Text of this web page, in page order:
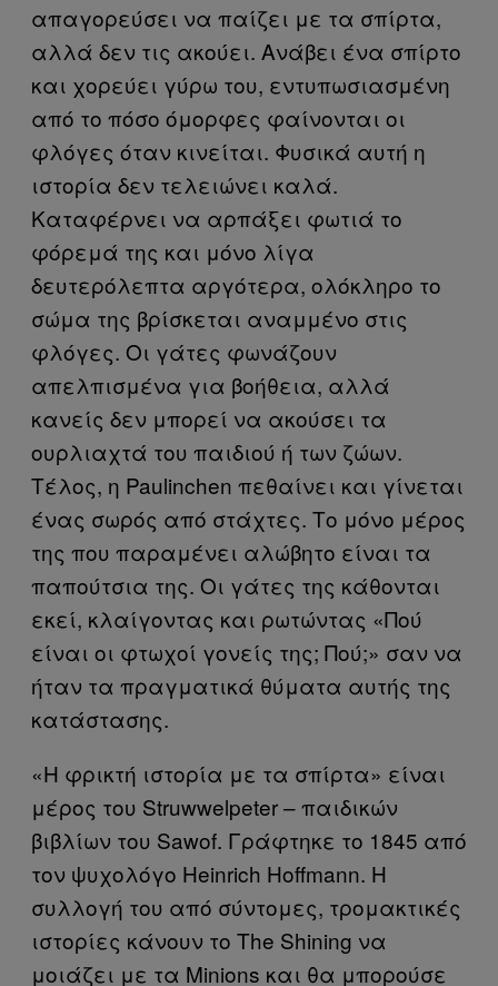
απαγορεύσει να παίζει με τα σπίρτα,
αλλά δεν τις ακούει. Ανάβει ένα σπίρτο
και χορεύει γύρω του, εντυπωσιασμένη
από το πόσο όμορφες φαίνονται οι
φλόγες όταν κινείται. Φυσικά αυτή η
ιστορία δεν τελειώνει καλά.
Καταφέρνει να αρπάξει φωτιά το
φόρεμά της και μόνο λίγα
δευτερόλεπτα αργότερα, ολόκληρο το
σώμα της βρίσκεται αναμμένο στις
φλόγες. Οι γάτες φωνάζουν
απελπισμένα για βοήθεια, αλλά
κανείς δεν μπορεί να ακούσει τα
ουρλιαχτά του παιδιού ή των ζώων.
Τέλος, η Paulinchen πεθαίνει και γίνεται
ένας σωρός από στάχτες. Το μόνο μέρος
της που παραμένει αλώβητο είναι τα
παπούτσια της. Οι γάτες της κάθονται
εκεί, κλαίγοντας και ρωτώντας «Πού
είναι οι φτωχοί γονείς της; Πού;» σαν να
ήταν τα πραγματικά θύματα αυτής της
κατάστασης.
«Η φρικτή ιστορία με τα σπίρτα» είναι
μέρος του Struwwelpeter – παιδικών
βιβλίων του Sawof. Γράφτηκε το 1845 από
τον ψυχολόγο Heinrich Hoffmann. Η
συλλογή του από σύντομες, τρομακτικές
ιστορίες κάνουν το The Shining να
μοιάζει με τα Minions και θα μπορούσε